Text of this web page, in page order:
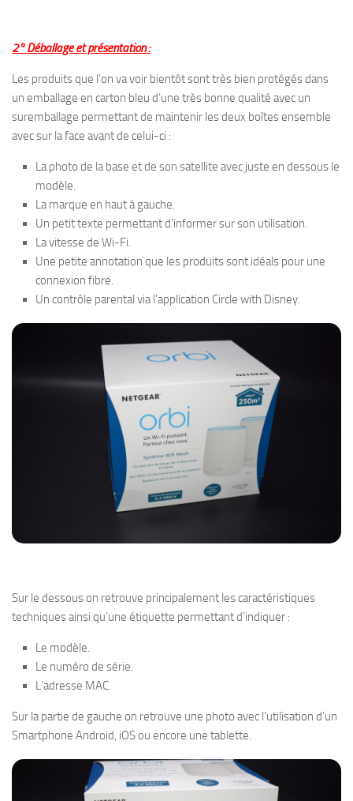
2° Déballage et présentation :
Les produits que l’on va voir bientôt sont très bien protégés dans
un emballage en carton bleu d’une très bonne qualité avec un
suremballage permettant de maintenir les deux boîtes ensemble
avec sur la face avant de celui-ci :
La photo de la base et de son satellite avec juste en dessous le
modèle.
La marque en haut à gauche.
Un petit texte permettant d’informer sur son utilisation.
La vitesse de Wi-Fi.
Une petite annotation que les produits sont idéals pour une
connexion fibre.
Un contrôle parental via l’application Circle with Disney.
Sur le dessous on retrouve principalement les caractéristiques
techniques ainsi qu’une étiquette permettant d’indiquer :
Le modèle.
Le numéro de série.
L’adresse MAC.
Sur la partie de gauche on retrouve une photo avec l’utilisation d’un
Smartphone Android, iOS ou encore une tablette.